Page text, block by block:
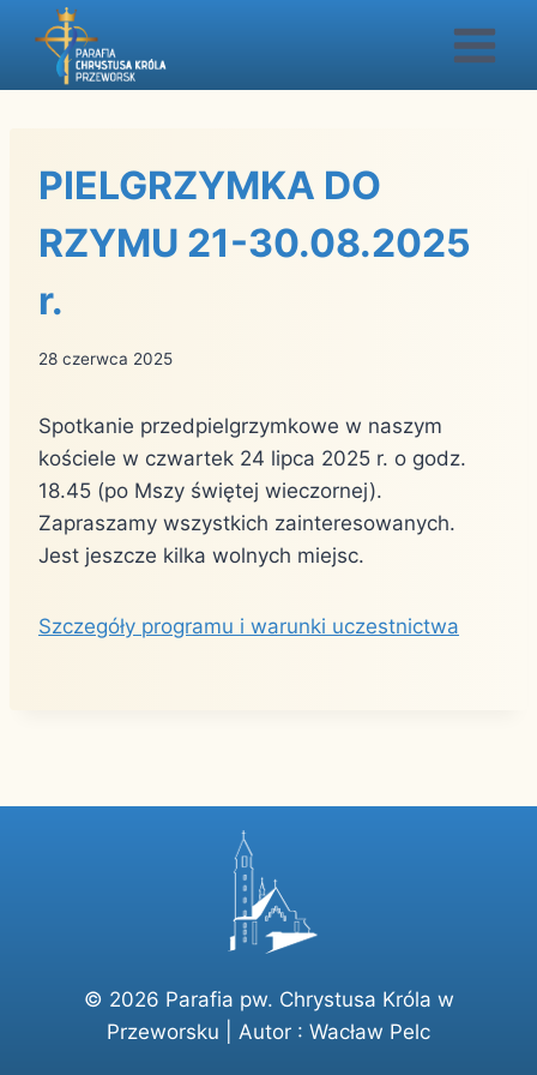
Przejdź
PIELGRZYMKA DO
RZYMU 21-30.08.2025
r.
28 czerwca 2025
Spotkanie przedpielgrzymkowe w naszym
kościele w czwartek 24 lipca 2025 r. o godz.
18.45 (po Mszy świętej wieczornej).
Zapraszamy wszystkich zainteresowanych.
Jest jeszcze kilka wolnych miejsc.
Szczegóły programu i warunki uczestnictwa
© 2026 Parafia pw. Chrystusa Króla w
Przeworsku | Autor : Wacław Pelc